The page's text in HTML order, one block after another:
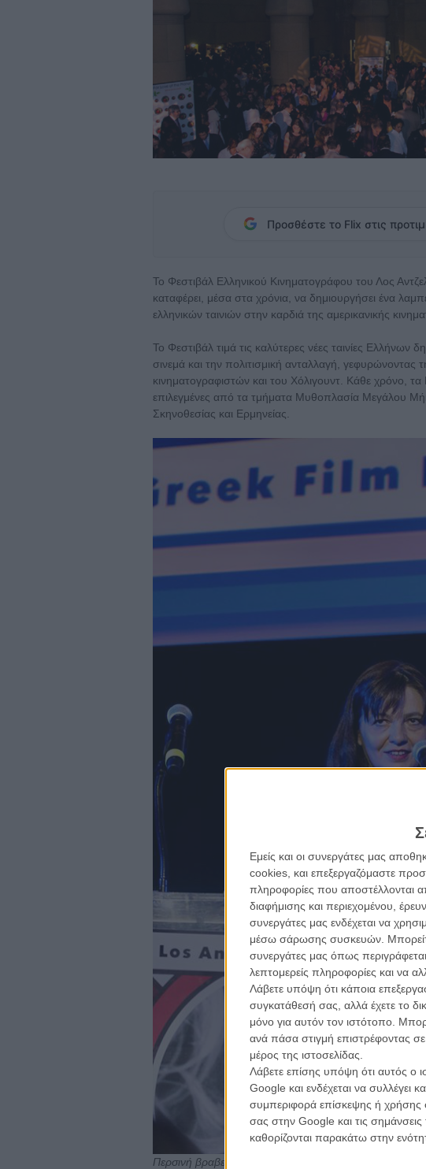
Εμείς και οι συνεργάτες μας
cookies, και επεξεργαζόμαστε
πληροφορίες που αποστέλλονται
διαφήμισης και περιεχομένου,
συνεργάτες μας ενδέχεται να
μέσω σάρωσης συσκευών. Μπορείτε
συνεργάτες μας όπως
λεπτομερείς πληροφορίες και να
Λάβετε υπόψη ότι κάποια
συγκατάθεσή σας, αλλά έχετε το
μόνο για αυτόν τον ιστότοπο.
ανά πάσα στιγμή επιστρέφοντας
μέρος της ιστοσελίδας.
Λάβετε επίσης υπόψη ότι αυτός ο
Google και ενδέχεται να συλλέγει
συμπεριφορά επίσκεψης ή χρήσης
σας στην Google και τις
καθορίζονται παρακάτω στην
Προσθέστε το Flix στις
Το Φεστιβάλ Ελληνικού Κινηματογράφου του Λος
καταφέρει, μέσα στα χρόνια, να δημιουργήσει ένα
ελληνικών ταινιών στην καρδιά της αμερικανικής
Το Φεστιβάλ τιμά τις καλύτερες νέες ταινίες Ελλήνων
σινεμά και την πολιτισμική ανταλλαγή,
κινηματογραφιστών και του Χόλιγουντ. Κάθε χρόνο, τα
επιλεγμένες από τα τμήματα Μυθοπλασία Μεγάλου
Σκηνοθεσίας και Ερμηνείας.
Περσινή βραβευμένη, η Δώρα Μασκλαβάνου και η